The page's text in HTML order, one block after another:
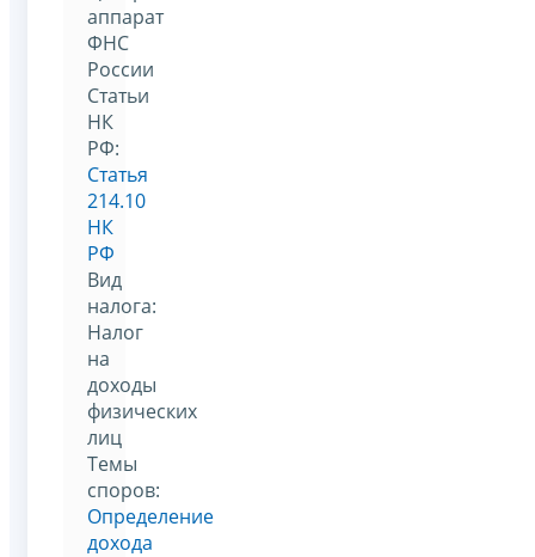
аппарат
ФНС
России
Статьи
НК
РФ:
Статья
214.10
НК
РФ
Вид
налога:
Налог
на
доходы
физических
лиц
Темы
споров:
Определение
дохода